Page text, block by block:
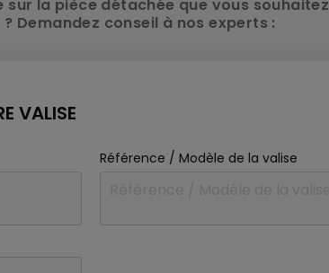
sur la pièce détachée que vous souhaitez
Demandez conseil à nos experts :
VALISE
Référence / Modèle de la valise